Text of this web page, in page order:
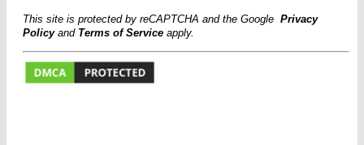
This site is protected by reCAPTCHA and the Google Privacy
PolicyandTerms of Service apply.